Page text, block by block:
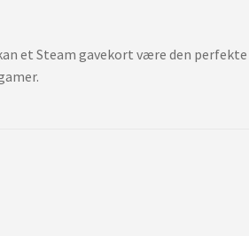
et Steam gavekort være den